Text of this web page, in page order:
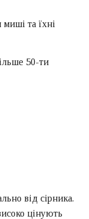
та їхні
50-ти
від сірника.
цінують